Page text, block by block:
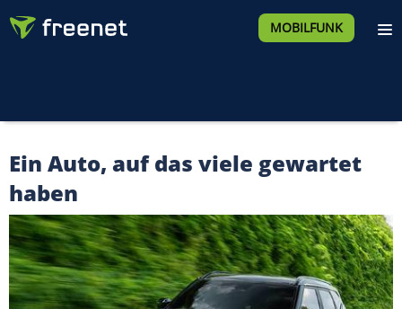
MOBILFUNK
Ein Auto, auf das viele gewartet
haben